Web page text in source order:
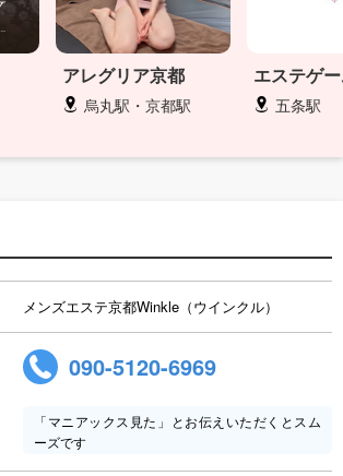
アレグリア京都
烏丸駅・京都駅
エステゲ
五条駅
メンズエステ京都Winkle（ウインクル）
090-5120-6969
「マニアックス見た」とお伝えいただくとスム
ーズです